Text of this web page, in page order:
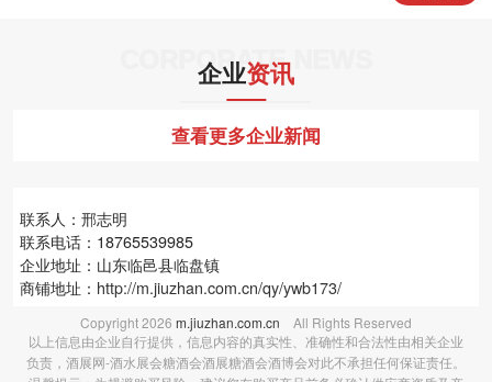
CORPORATE NEWS
企业资讯
查看更多企业新闻
联系人：邢志明
联系电话：18765539985
企业地址：山东临邑县临盘镇
商铺地址： http://m.jiuzhan.com.cn/qy/ywb173/
Copyright2026 m.jiuzhan.com.cn All Rights Reserved
以上信息由企业自行提供，信息内容的真实性、准确性和合法性由相关企业
负责，酒展网-酒水展会糖酒会酒展糖酒会酒博会对此不承担任何保证责任。